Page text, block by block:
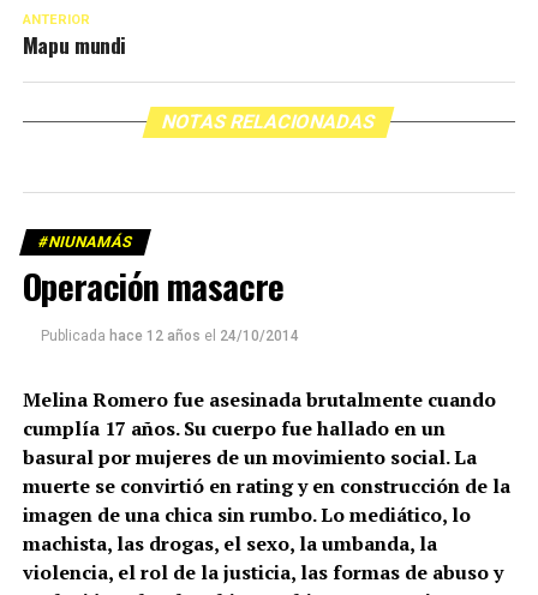
ANTERIOR
Mapu mundi
NOTAS RELACIONADAS
#NIUNAMÁS
Operación masacre
Publicada hace 12 años el 24/10/2014
Melina Romero fue asesinada brutalmente cuando
cumplía 17 años. Su cuerpo fue hallado en un
basural por mujeres de un movimiento social. La
muerte se convirtió en rating y en construcción de la
imagen de una chica sin rumbo. Lo mediático, lo
machista, las drogas, el sexo, la umbanda, la
violencia, el rol de la justicia, las formas de abuso y